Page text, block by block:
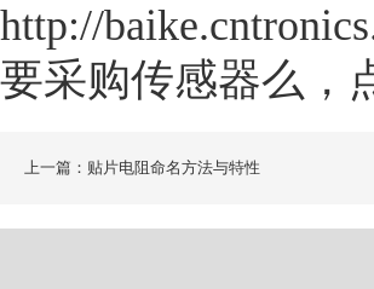
http://
要采购传感器么，
上一篇：贴片电阻命名方法与特性